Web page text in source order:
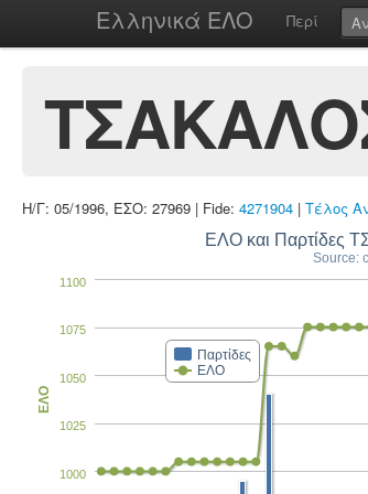
Ελληνικά ΕΛΟ Περί
Η/Γ: 05/1996, ΕΣΟ: 27969 | Fide: 4271904 | Τέλος
ΕΛΟ και Παρτίδες
Source:
Παρτίδες
ΕΛΟ
1000
1025
1050
1075
1100
ΕΛΟ